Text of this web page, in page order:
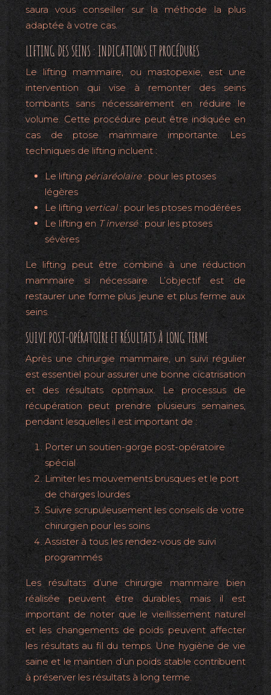
saura vous conseiller sur la méthode la plus
adaptée à votre cas.
LIFTING DES SEINS : INDICATIONS ET PROCÉDURES
Le lifting mammaire, ou mastopexie, est une
intervention qui vise à remonter des seins
tombants sans nécessairement en réduire le
volume. Cette procédure peut être indiquée en
cas de ptose mammaire importante. Les
techniques de lifting incluent :
Le lifting périaréolaire : pour les ptoses
légères
Le lifting vertical : pour les ptoses modérées
Le lifting en T inversé: pour les ptoses
sévères
Le lifting peut être combiné à une réduction
mammaire si nécessaire. L’objectif est de
restaurer une forme plus jeune et plus ferme aux
seins.
SUIVI POST-OPÉRATOIRE ET RÉSULTATS À LONG TERME
Après une chirurgie mammaire, un suivi régulier
est essentiel pour assurer une bonne cicatrisation
et des résultats optimaux. Le processus de
récupération peut prendre plusieurs semaines,
pendant lesquelles il est important de :
Porter un soutien-gorge post-opératoire
spécial
Limiter les mouvements brusques et le port
de charges lourdes
Suivre scrupuleusement les conseils de votre
chirurgien pour les soins
Assister à tous les rendez-vous de suivi
programmés
Les résultats d’une chirurgie mammaire bien
réalisée peuvent être durables, mais il est
important de noter que le vieillissement naturel
et les changements de poids peuvent affecter
les résultats au fil du temps. Une hygiène de vie
saine et le maintien d’un poids stable contribuent
à préserver les résultats à long terme.